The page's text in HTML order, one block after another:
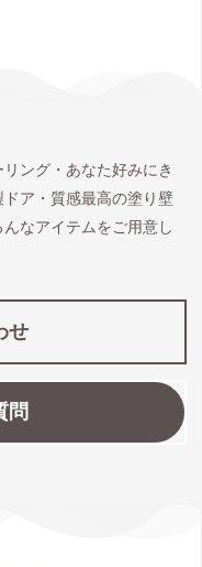
ング・あなた好みにき
ア・質感最高の塗り壁
なアイテムをご用意し
せ
問